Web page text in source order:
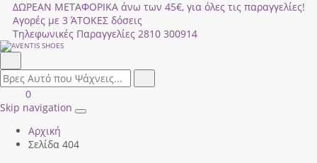
ΔΩΡΕΑΝ ΜΕΤΑΦΟΡΙΚΑ άνω των 45€, για όλες τις παραγγελίες!
Αγορές με 3 ΆΤΟΚΕΣ δόσεις
Τηλεφωνικές Παραγγελίες 2810 300914
field.search
Είσοδος
|
ΚΑΛΑΘΙ
ΑΓΟΡΩΝ
0
Skip navigation
Toggle
Αρχική
Σελίδα 404